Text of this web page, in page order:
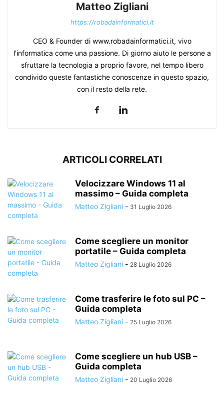
Matteo Zigliani
https://robadainformatici.it
CEO & Founder di www.robadainformatici.it, vivo
l'informatica come una passione. Di giorno aiuto le persone a
sfruttare la tecnologia a proprio favore, nel tempo libero
condivido queste fantastiche conoscenze in questo spazio,
con il resto della rete.
ARTICOLI CORRELATI
Velocizzare Windows 11 al
massimo – Guida completa
Matteo Zigliani - 31 Luglio 2026
Come scegliere un monitor
portatile – Guida completa
Matteo Zigliani - 28 Luglio 2026
Come trasferire le foto sul PC –
Guida completa
Matteo Zigliani - 25 Luglio 2026
Come scegliere un hub USB –
Guida completa
Matteo Zigliani - 20 Luglio 2026